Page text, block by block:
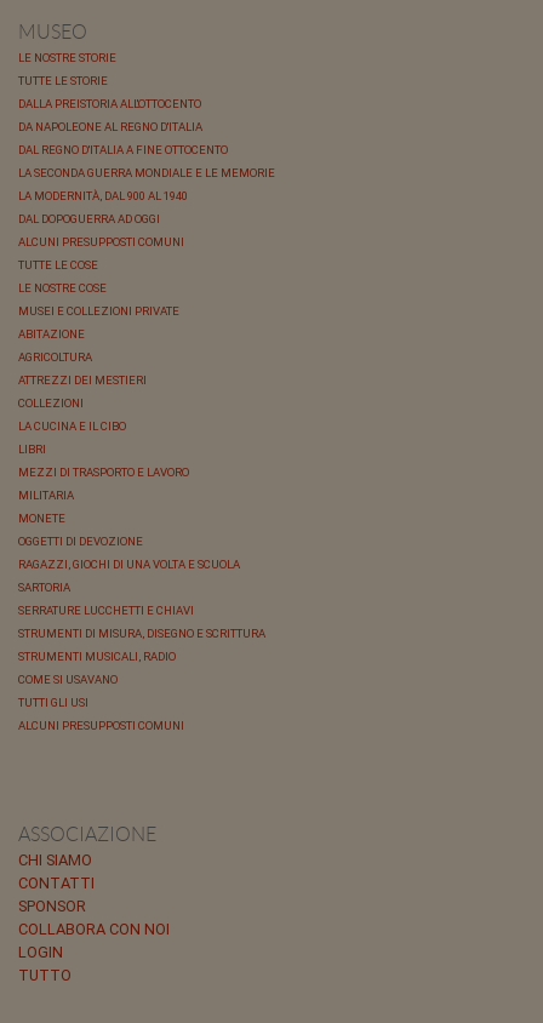
MUSEO
LE NOSTRE STORIE
TUTTE LE STORIE
DALLA PREISTORIA ALL'OTTOCENTO
DA NAPOLEONE AL REGNO D'ITALIA
DAL REGNO D'ITALIA A FINE OTTOCENTO
LA SECONDA GUERRA MONDIALE E LE MEMORIE
LA MODERNITÀ, DAL 900 AL 1940
DAL DOPOGUERRA AD OGGI
ALCUNI PRESUPPOSTI COMUNI
TUTTE LE COSE
LE NOSTRE COSE
MUSEI E COLLEZIONI PRIVATE
ABITAZIONE
AGRICOLTURA
ATTREZZI DEI MESTIERI
COLLEZIONI
LA CUCINA E IL CIBO
LIBRI
MEZZI DI TRASPORTO E LAVORO
MILITARIA
MONETE
OGGETTI DI DEVOZIONE
RAGAZZI, GIOCHI DI UNA VOLTA E SCUOLA
SARTORIA
SERRATURE LUCCHETTI E CHIAVI
STRUMENTI DI MISURA, DISEGNO E SCRITTURA
STRUMENTI MUSICALI, RADIO
COME SI USAVANO
TUTTI GLI USI
ALCUNI PRESUPPOSTI COMUNI
ASSOCIAZIONE
CHI SIAMO
CONTATTI
SPONSOR
COLLABORA CON NOI
LOGIN
TUTTO